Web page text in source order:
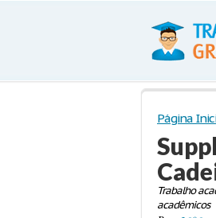
Página
Trabalho
acadêmicos